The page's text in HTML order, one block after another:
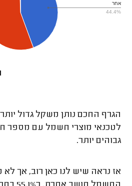
אחר
44.4%
הגרף החכם נותן משקל גדול
לטכנאי מוצרי חשמל עם מספר
גבוהים יותר.
אז נראה שיש לנו כאן רוב, אך